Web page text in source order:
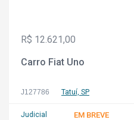
R$ 12.621,00
Carro Fiat Uno
J127786 Tatuí, SP
Judicial
EM BREVE